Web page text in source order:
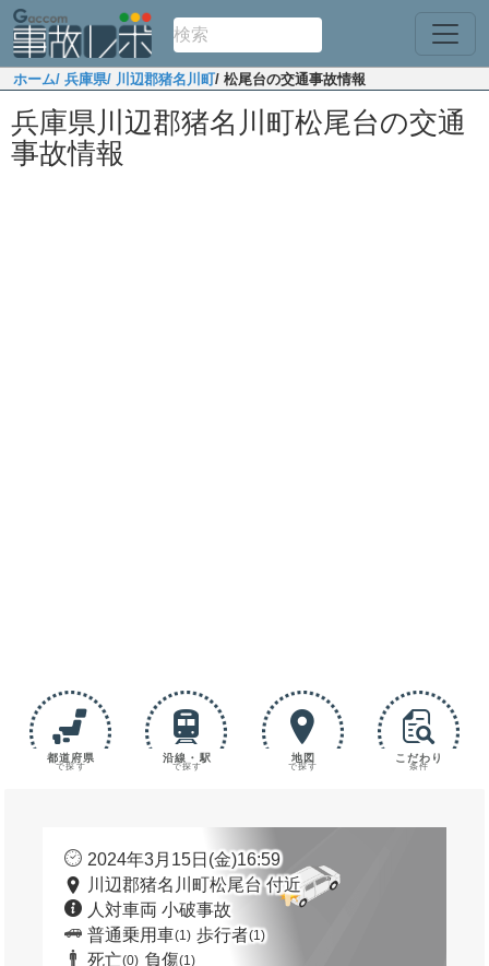
ホーム/ 兵庫県/ 川辺郡猪名川町/ 松尾台の交通事故情報
兵庫県川辺郡猪名川町松尾台の交通
事故情報
都道府県
で探す
沿線・駅
で探す
地図
で探す
こだわり
条件
2024年3月15日(金)16:59
川辺郡猪名川町松尾台 付近
人対車両 小破事故
普通乗用車(1) 歩行者(1)
死亡(0) 負傷(1)